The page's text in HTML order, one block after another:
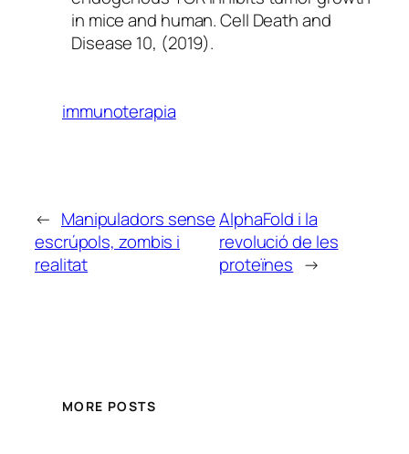
in mice and human. Cell Death and
Disease 10, (2019).
immunoterapia
← Manipuladors sense
escrúpols, zombis i
realitat
AlphaFold i la
revolució de les
proteïnes →
MORE POSTS